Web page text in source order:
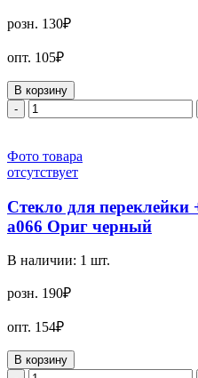
розн. 130₽
опт. 105₽
В корзину
-
Фото товара
отсутствует
Стекло для переклейки
a066 Ориг черный
В наличии: 1 шт.
розн. 190₽
опт. 154₽
В корзину